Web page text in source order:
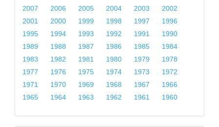
2007
2006 2005 2004 2003
2002
2001
2000 1999 1998 1997
1996
1995
1994 1993 1992 1991
1990
1989
1988 1987 1986 1985
1984
1983
1982 1981 1980 1979
1978
1977
1976 1975 1974 1973
1972
1971
1970 1969 1968 1967
1966
1965
1964 1963 1962 1961 1960